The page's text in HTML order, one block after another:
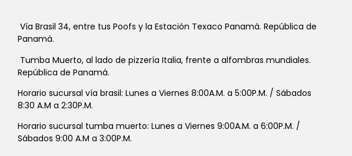
Vía Brasil 34, entre tus Poofs y la Estación Texaco Panamá. República de
Panamá.
Tumba Muerto, al lado de pizzería Italia, frente a alfombras mundiales.
República de Panamá.
Horario sucursal vía brasil: Lunes a Viernes 8:00A.M. a 5:00P.M. / Sábados
8:30 A.M a 2:30P.M.
Horario sucursal tumba muerto: Lunes a Viernes 9:00A.M. a 6:00P.M. /
Sábados 9:00 A.M a 3:00P.M.